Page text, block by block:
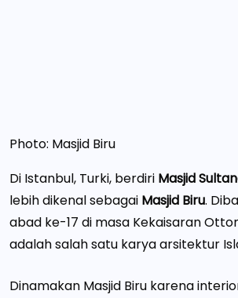
Photo: Masjid Biru
Di Istanbul, Turki, berdiri Masjid
lebih dikenal sebagai Masjid Biru.
abad ke-17 di masa Kekaisaran
adalah salah satu karya arsitektur
Dinamakan Masjid Biru karena